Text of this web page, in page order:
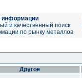
информации
и качественный поиск
по рынку металлов
Другое